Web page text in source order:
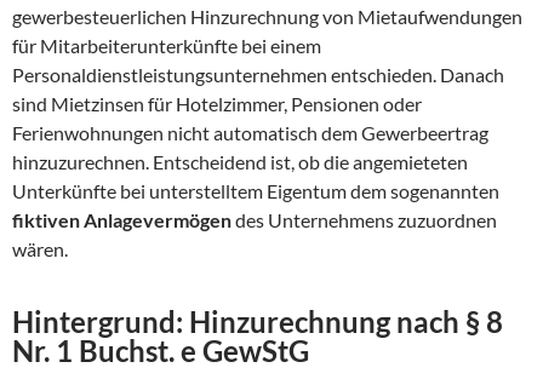
gewerbesteuerlichen Hinzurechnung von Mietaufwendungen
für Mitarbeiterunterkünfte bei einem
Personaldienstleistungsunternehmen entschieden. Danach
sind Mietzinsen für Hotelzimmer, Pensionen oder
Ferienwohnungen nicht automatisch dem Gewerbeertrag
hinzuzurechnen. Entscheidend ist, ob die angemieteten
Unterkünfte bei unterstelltem Eigentum dem sogenannten
fiktiven Anlagevermögendes Unternehmens zuzuordnen
wären.
Hintergrund: Hinzurechnung nach § 8
Nr. 1 Buchst. e GewStG